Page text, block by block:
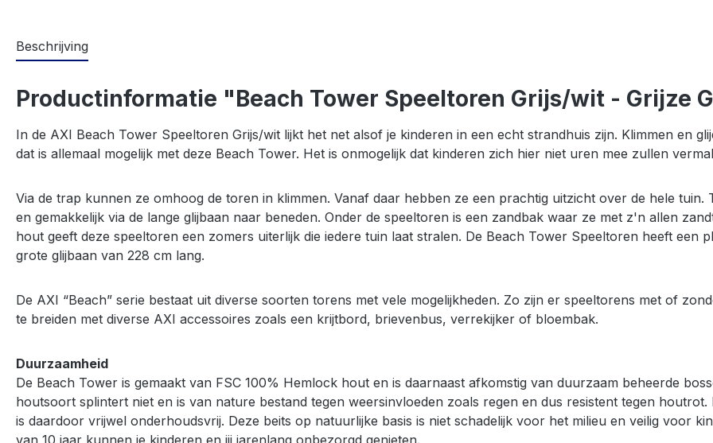
Beschrijving
Productinformatie "Beach Tower Speeltoren Grijs/wit - Grijze
In de AXI Beach Tower Speeltoren Grijs/wit lijkt het net alsof je kinderen in een echt strandhuis zijn. Klimmen en
dat is allemaal mogelijk met deze Beach Tower. Het is onmogelijk dat kinderen zich hier niet uren mee zullen
Via de trap kunnen ze omhoog de toren in klimmen. Vanaf daar hebben ze een prachtig uitzicht over de hele tuin.
en gemakkelijk via de lange glijbaan naar beneden. Onder de speeltoren is een zandbak waar ze met z'n allen
hout geeft deze speeltoren een zomers uiterlijk die iedere tuin laat stralen. De Beach Tower Speeltoren heeft een
grote glijbaan van 228 cm lang.
De AXI “Beach” serie bestaat uit diverse soorten torens met vele mogelijkheden. Zo zijn er speeltorens met of
te breiden met diverse AXI accessoires zoals een krijtbord, brievenbus, verrekijker of bloembak.
Duurzaamheid
De Beach Tower is gemaakt van FSC 100% Hemlock hout en is daarnaast afkomstig van duurzaam beheerde
houtsoort splintert niet en is van nature bestand tegen weersinvloeden zoals regen en dus resistent tegen
is daardoor vrijwel onderhoudsvrij. Deze beits op natuurlijke basis is niet schadelijk voor het milieu en veilig voor
van 10 jaar kunnen je kinderen en jij jarenlang onbezorgd genieten.